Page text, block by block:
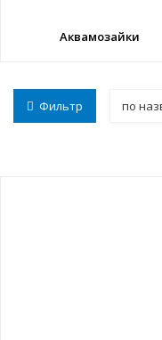
Аквамозайки
Фильтр по